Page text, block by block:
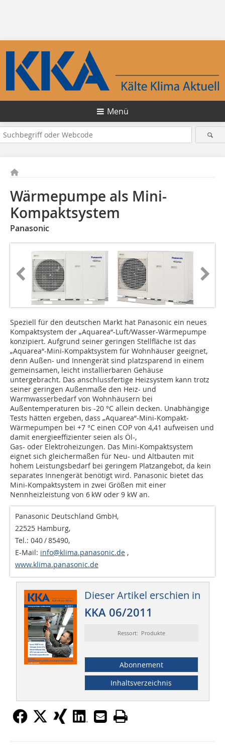
Menü
Wärmepumpe als Mini-
Kompaktsystem
Panasonic
Speziell für den deutschen Markt hat Panasonic ein neues
Kompaktsystem der „Aquarea“-Luft/Wasser-Wärmepumpe
konzipiert. Aufgrund seiner geringen Stellfläche ist das
„Aquarea“-Mini-Kompaktsystem für Wohnhäuser geeignet,
denn Außen- und Innengerät sind platzsparend in einem
gemeinsamen, leicht installierbaren Gehäuse
untergebracht. Das anschlussfertige Heizsystem kann trotz
seiner geringen Außenmaße den Heiz- und
Warmwasserbedarf von Wohnhäusern bei
Außentemperaturen bis -20 °C allein decken. Unabhängige
Tests hätten ergeben, dass „Aquarea“-Mini-Kompakt-
Wärmepumpen bei +7 °C einen COP von 4,41 aufweisen und
damit energieeffizienter seien als Öl-,
Gas- oder Elektroheizungen. Das Mini-Kompaktsystem
eignet sich gleichermaßen für Neu- und Altbauten mit
hohem Leistungsbedarf bei geringem Platzangebot, da kein
separates Innengerät benötigt wird. Panasonic bietet das
Mini-Kompaktsystem in zwei Größen mit einer
Nennheizleistung von 6 kW oder 9 kW an.
Panasonic Deutschland GmbH,
22525 Hamburg,
Tel.: 040 / 85490,
E-Mail: info@klima.panasonic.de ,
www.klima.panasonic.de
Dieser Artikel erschien in
KKA 06/2011
Ressort: Produkte
Abonnement
Inhaltsverzeichnis